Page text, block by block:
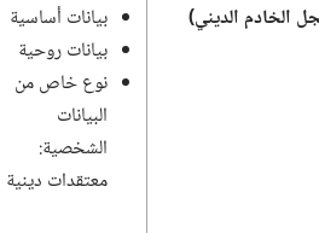
الخادم الديني)‏
بيانات أساسية
بيانات روحية
نوع خاص من
البيانات
الشخصية:‏
معتقدات دينية